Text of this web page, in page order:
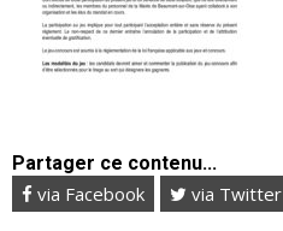
Partager ce contenu...
via Facebook via Twitter